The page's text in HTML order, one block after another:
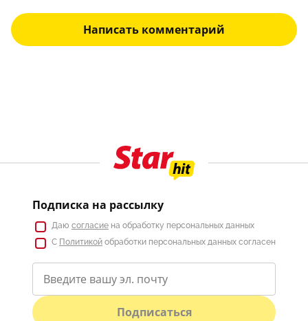
Написать комментарий
Подписка на рассылку
Даю согласие на обработку персональных данных
С Политикой обработки персональных данных согласен
Подписаться